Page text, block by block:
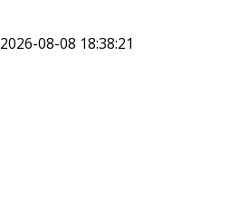
2026-08-08 18:38:21